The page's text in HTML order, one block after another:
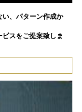
い、パターン作成か
スをご提案致しま